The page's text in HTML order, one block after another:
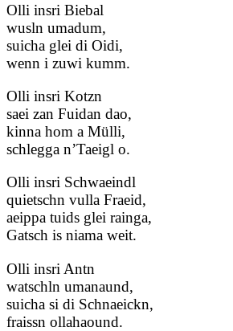
Olli insri Biebal
wusln umadum,
suicha glei di Oidi,
wenn i zuwi kumm.
Olli insri Kotzn
saei zan Fuidan dao,
kinna hom a Mülli,
schlegga n’Taeigl o.
Olli insri Schwaeindl
quietschn vulla Fraeid,
aeippa tuids glei rainga,
Gatsch is niama weit.
Olli insri Antn
watschln umanaund,
suicha si di Schnaeickn,
fraissn ollahaound.